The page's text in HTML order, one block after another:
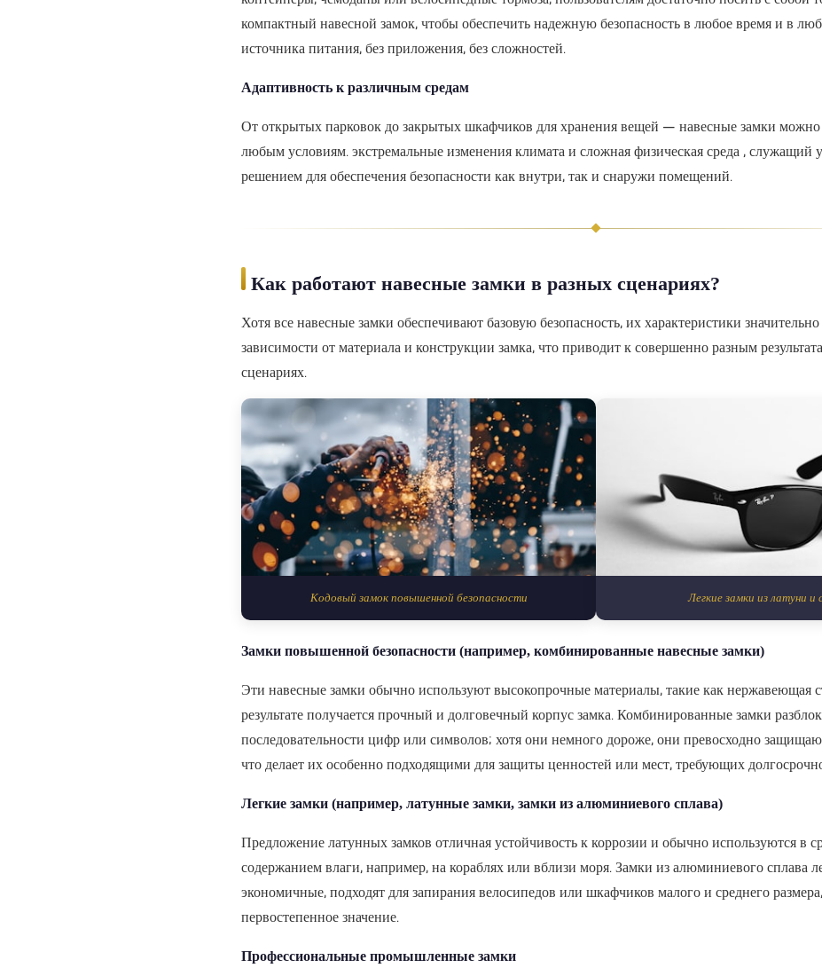
компактный навесной замок, чтобы обеспечить надежную безопасность в любое время и в
источника питания, без приложения, без сложностей.
Адаптивность к различным средам
От открытых парковок до закрытых шкафчиков для хранения вещей — навесные замки можно
любым условиям. экстремальные изменения климата и сложная физическая среда , служащий
решением для обеспечения безопасности как внутри, так и снаружи помещений.
Как работают навесные замки в разных сценариях?
Хотя все навесные замки обеспечивают базовую безопасность, их характеристики
зависимости от материала и конструкции замка, что приводит к совершенно разным
сценариях.
Кодовый замок повышенной безопасности Легкие замки из латуни и
Замки повышенной безопасности (например, комбинированные навесные замки)
Эти навесные замки обычно используют высокопрочные материалы, такие как нержавеющая
результате получается прочный и долговечный корпус замка. Комбинированные замки
последовательности цифр или символов; хотя они немного дороже, они превосходно
что делает их особенно подходящими для защиты ценностей или мест, требующих
Легкие замки (например, латунные замки, замки из алюминиевого сплава)
Предложение латунных замков отличная устойчивость к коррозии и обычно используются в
содержанием влаги, например, на кораблях или вблизи моря. Замки из алюминиевого сплава
экономичные, подходят для запирания велосипедов или шкафчиков малого и среднего
первостепенное значение.
Профессиональные промышленные замки